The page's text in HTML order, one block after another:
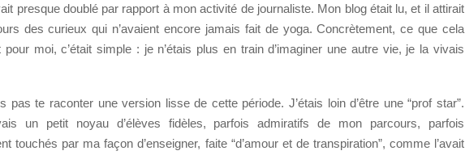
presque doublé par rapport à mon activité de journaliste. Mon blog était lu, et il attirait
des curieux qui n’avaient encore jamais fait de yoga. Concrètement, ce que cela
pour moi, c’était simple : je n’étais plus en train d’imaginer une autre vie, je la vivais
pas te raconter une version lisse de cette période. J’étais loin d’être une “prof star”.
un petit noyau d’élèves fidèles, parfois admiratifs de mon parcours, parfois
touchés par ma façon d’enseigner, faite “d’amour et de transpiration”, comme l’avait